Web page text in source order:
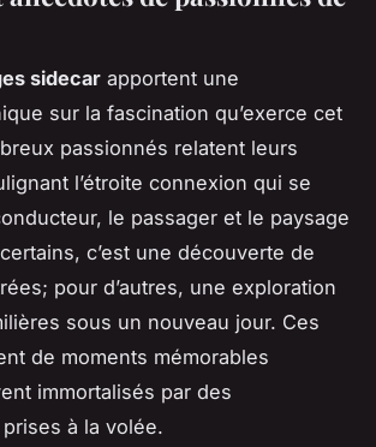
sidecar apportent une
sur la fascination qu’exerce cet
passionnés relatent leurs
l’étroite connexion qui se
le passager et le paysage
c’est une découverte de
pour d’autres, une exploration
sous un nouveau jour. Ces
de moments mémorables
immortalisés par des
à la volée.